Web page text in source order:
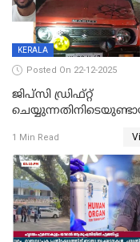
KERALA
Posted On 22-12-2025
ജിപ്സി ഡ്രിഫ്റ്റ്
ദാരുണാന്ത്യം; ജീപ്സി
ഓടിച്ചയാൾ അറസ്റ്റിൽ.
1 Min Read